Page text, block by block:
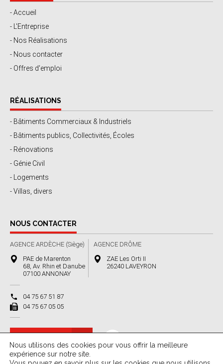
- Accueil
- L'Entreprise
- Nos Réalisations
- Nous contacter
- Offres d'emploi
RÉALISATIONS
- Bâtiments Commerciaux & Industriels
- Bâtiments publics, Collectivités, Écoles
- Rénovations
- Génie Civil
- Logements
- Villas, divers
NOUS CONTACTER
AGENCE ARDÈCHE (Siège)
PAE de Marenton
68, Av. Rhin et Danube
07100 ANNONAY
04 75 67 51 87
04 75 67 05 05
AGENCE DRÔME
ZAE Les Orti II
26240 LAVEYRON
Nous utilisons des cookies pour vous offrir la meilleure
expérience sur notre site.